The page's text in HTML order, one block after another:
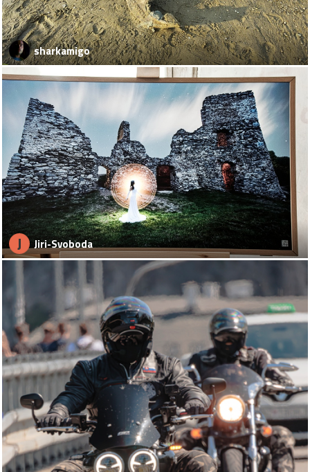
sharkamigo
J Jiri-Svoboda